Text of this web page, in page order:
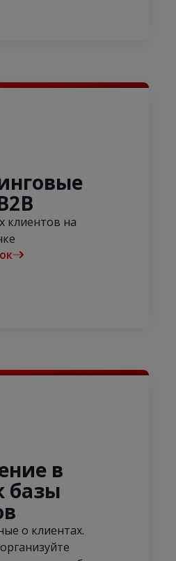
клиентов на
в
базы
о клиентах.